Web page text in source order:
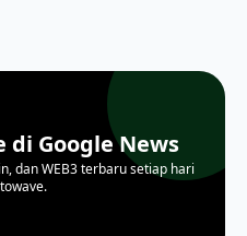
di Google News
dan WEB3 terbaru setiap hari